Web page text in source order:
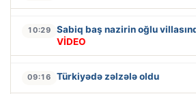
10:29 Sabiq baş nazirin oğlu
VİDEO
09:16 Türkiyədə zəlzələ oldu